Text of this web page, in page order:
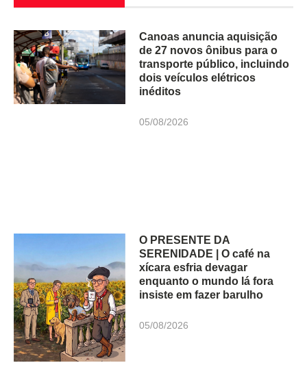
Canoas anuncia aquisição
de 27 novos ônibus para o
transporte público, incluindo
dois veículos elétricos
inéditos
05/08/2026
O PRESENTE DA
SERENIDADE | O café na
xícara esfria devagar
enquanto o mundo lá fora
insiste em fazer barulho
05/08/2026